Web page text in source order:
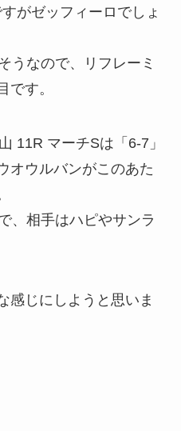
がゼッフィーロでしょ
うなので、リフレーミ
です。
11R マーチSは「6-7」
オウルバンがこのあた
、相手はハピやサンラ
感じにしようと思いま